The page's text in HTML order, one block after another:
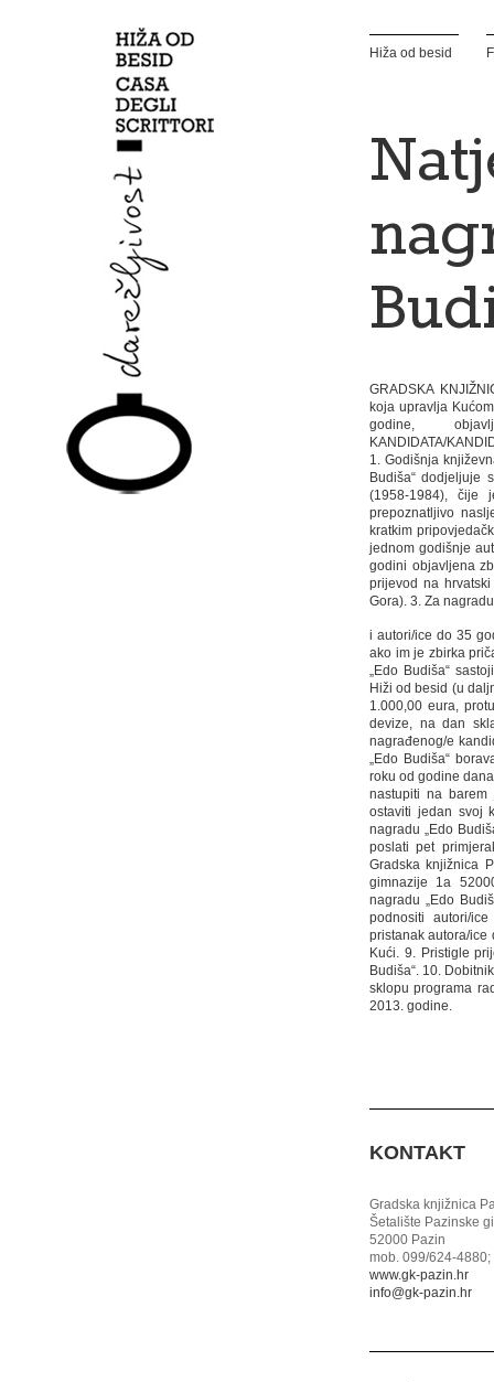
Hiža od besid
GRADSKA
koja upravlja
godine,
KANDIDATA/
1. Godišnja
Budiša“ dodjeljuje
(1958-1984), čije
prepoznatljivo
kratkim
jednom godišnje
godini objavljena
prijevod na
Gora). 3. Za
i autori/ice do 35
ako im je zbirka
„Edo Budiša“
Hiži od besid (u
1.000,00 eura,
devize, na dan
nagrađenog/e
„Edo Budiša“
roku od godine
nastupiti na
ostaviti jedan svoj
nagradu „Edo
poslati pet
Gradska knjižnica
gimnazije 1a
nagradu „Edo
podnositi autori/
pristanak autora/
Kući. 9. Pristigle
Budiša“. 10.
sklopu programa
2013. godine.
KONTAKT
Gradska knjižnica
Šetalište Pazinske
52000 Pazin
mob. 099/624-
www.gk-pazin.hr
info@gk-pazin.hr